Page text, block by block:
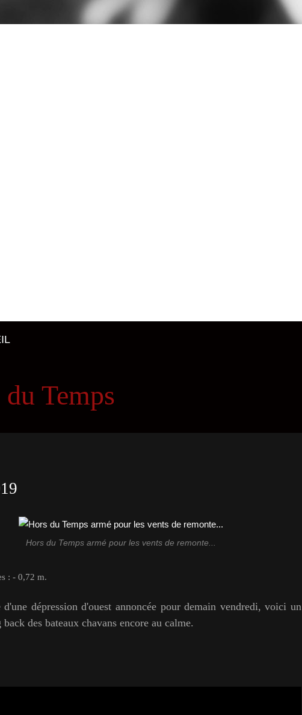
Temps
Hors du Temps armé pour les vents de remonte...
: - 0,72 m.
d'une dépression d'ouest annoncée pour demain vendredi, voici un
des bateaux chavans encore au calme.